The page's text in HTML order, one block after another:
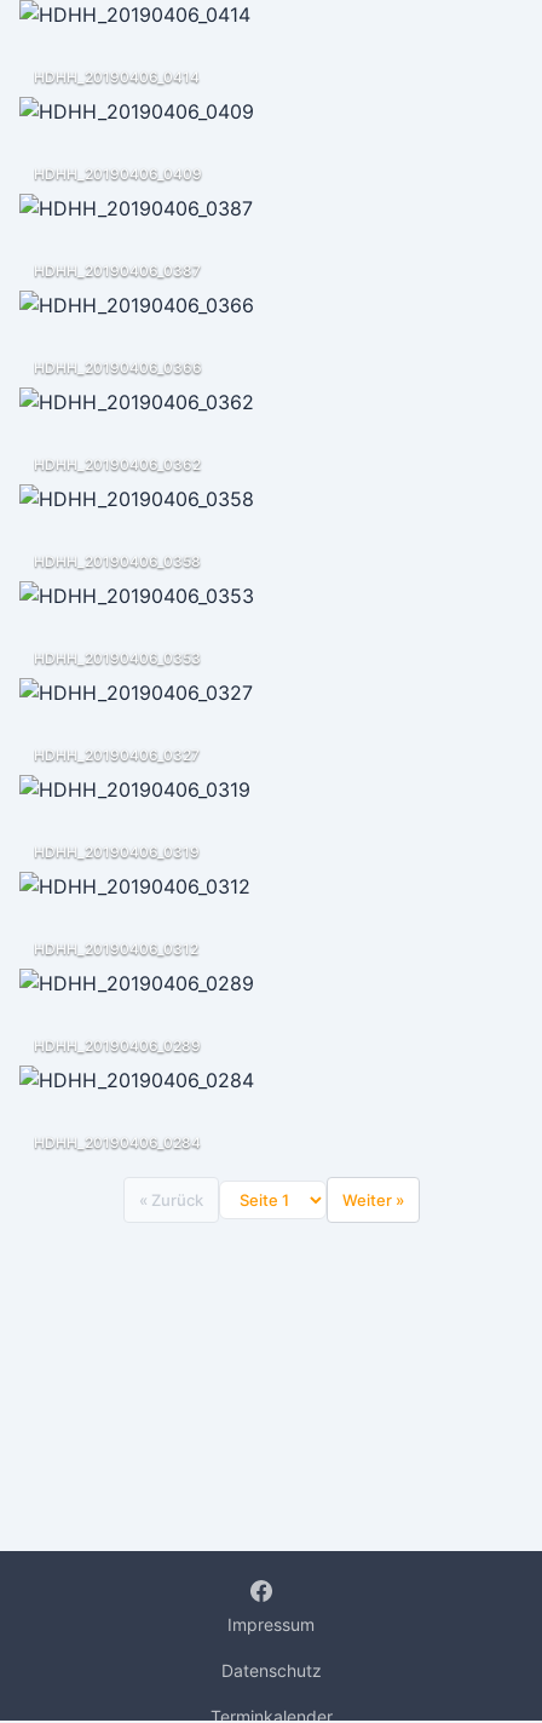
HDHH_20190406_0414
HDHH_20190406_0409
HDHH_20190406_0387
HDHH_20190406_0366
HDHH_20190406_0362
HDHH_20190406_0358
HDHH_20190406_0353
HDHH_20190406_0327
HDHH_20190406_0319
HDHH_20190406_0312
HDHH_20190406_0289
HDHH_20190406_0284
« Zurück Weiter »
Impressum
Datenschutz
Terminkalender